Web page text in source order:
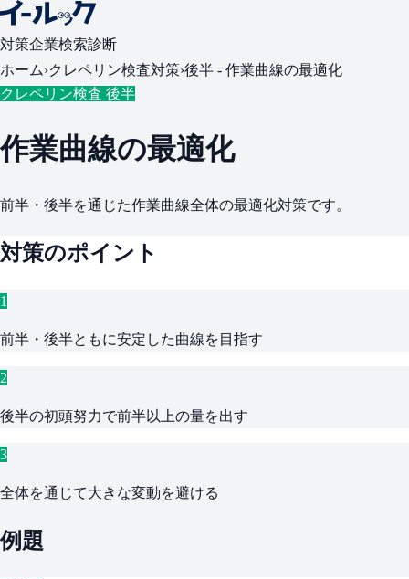
対策企業検索診断
ホーム›クレペリン検査対策›後半 - 作業曲線の最適化
クレペリン検査 後半
作業曲線の最適化
前半・後半を通じた作業曲線全体の最適化対策です。
対策のポイント
1
前半・後半ともに安定した曲線を目指す
2
後半の初頭努力で前半以上の量を出す
3
全体を通じて大きな変動を避ける
例題